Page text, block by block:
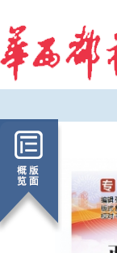
新航
逛报博、
大赛线下研
诗词游四川